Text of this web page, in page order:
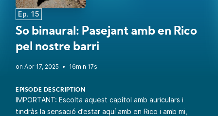
Ep. 15
So binaural: Pasejant amb en Rico
pel nostre barri
• 16min 17s
EPISODE DESCRIPTION
IMPORTANT: Escolta aquest capítol amb auriculars i
tindràs la sensació d’estar aquí amb en Rico i amb mi,